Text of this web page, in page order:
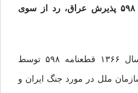
صدور قطعنامه ۵۹۸ پذیرش عراق، رد از سوی
در ۲۹ تیرماه سال ۱۳۶۶ قطعنامه ۵۹۸ توسط
ملل در مورد جنگ ایران و